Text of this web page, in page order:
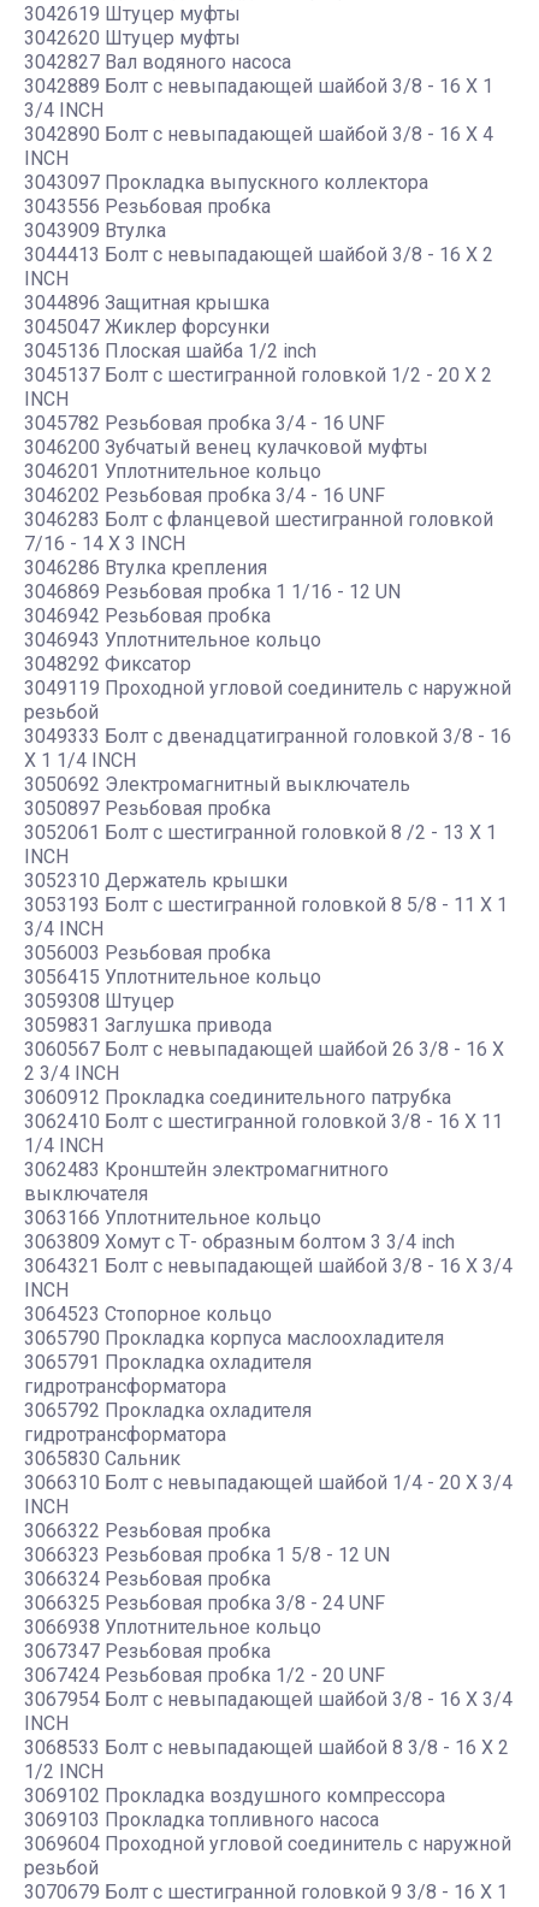
3042619 Штуцер муфты
3042620 Штуцер муфты
3042827 Вал водяного насоса
3042889 Болт с невыпадающей шайбой 3/8 - 16 X 1
3/4 INCH
3042890 Болт с невыпадающей шайбой 3/8 - 16 X 4
INCH
3043097 Прокладка выпускного коллектора
3043556 Резьбовая пробка
3043909 Втулка
3044413 Болт с невыпадающей шайбой 3/8 - 16 X 2
INCH
3044896 Защитная крышка
3045047 Жиклер форсунки
3045136 Плоская шайба 1/2 inch
3045137 Болт с шестигранной головкой 1/2 - 20 X 2
INCH
3045782 Резьбовая пробка 3/4 - 16 UNF
3046200 Зубчатый венец кулачковой муфты
3046201 Уплотнительное кольцо
3046202 Резьбовая пробка 3/4 - 16 UNF
3046283 Болт с фланцевой шестигранной головкой
7/16 - 14 X 3 INCH
3046286 Втулка крепления
3046869 Резьбовая пробка 1 1/16 - 12 UN
3046942 Резьбовая пробка
3046943 Уплотнительное кольцо
3048292 Фиксатор
3049119 Проходной угловой соединитель с наружной
резьбой
3049333 Болт с двенадцатигранной головкой 3/8 - 16
X 1 1/4 INCH
3050692 Электромагнитный выключатель
3050897 Резьбовая пробка
3052061 Болт с шестигранной головкой 8 /2 - 13 X 1
INCH
3052310 Держатель крышки
3053193 Болт с шестигранной головкой 8 5/8 - 11 X 1
3/4 INCH
3056003 Резьбовая пробка
3056415 Уплотнительное кольцо
3059308 Штуцер
3059831 Заглушка привода
3060567 Болт с невыпадающей шайбой 26 3/8 - 16 X
2 3/4 INCH
3060912 Прокладка соединительного патрубка
3062410 Болт с шестигранной головкой 3/8 - 16 X 11
1/4 INCH
3062483 Кронштейн электромагнитного
выключателя
3063166 Уплотнительное кольцо
3063809 Хомут с Т- образным болтом 3 3/4 inch
3064321 Болт с невыпадающей шайбой 3/8 - 16 X 3/4
INCH
3064523 Стопорное кольцо
3065790 Прокладка корпуса маслоохладителя
3065791 Прокладка охладителя
гидротрансформатора
3065792 Прокладка охладителя
гидротрансформатора
3065830 Сальник
3066310 Болт с невыпадающей шайбой 1/4 - 20 X 3/4
INCH
3066322 Резьбовая пробка
3066323 Резьбовая пробка 1 5/8 - 12 UN
3066324 Резьбовая пробка
3066325 Резьбовая пробка 3/8 - 24 UNF
3066938 Уплотнительное кольцо
3067347 Резьбовая пробка
3067424 Резьбовая пробка 1/2 - 20 UNF
3067954 Болт с невыпадающей шайбой 3/8 - 16 X 3/4
INCH
3068533 Болт с невыпадающей шайбой 8 3/8 - 16 X 2
1/2 INCH
3069102 Прокладка воздушного компрессора
3069103 Прокладка топливного насоса
3069604 Проходной угловой соединитель с наружной
резьбой
3070679 Болт с шестигранной головкой 9 3/8 - 16 X 1